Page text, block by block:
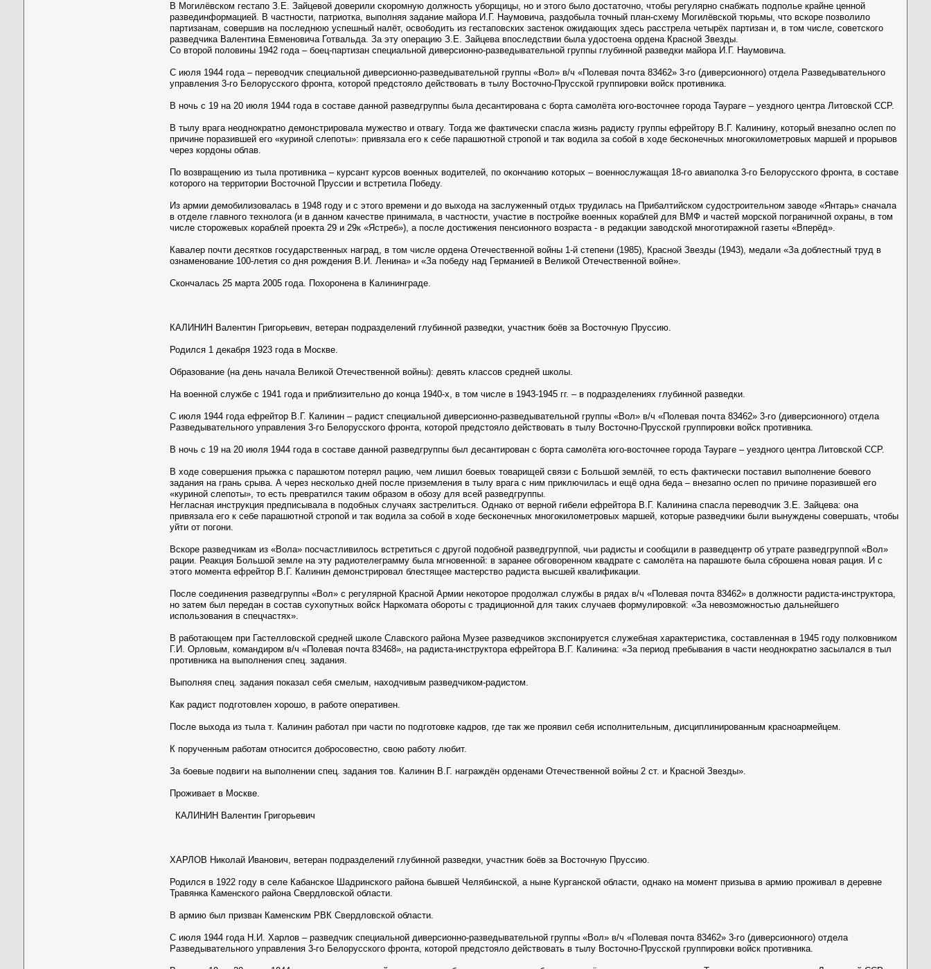
В Могилёвском гестапо З.Е. Зайцевой доверили скоромную должность уборщицы, но и этого было достаточно, чтобы регулярно снабжать подполье крайне ценной
развединформацией. В частности, патриотка, выполняя задание майора И.Г. Наумовича, раздобыла точный план-схему Могилёвской тюрьмы, что вскоре позволило
партизанам, совершив на последнюю успешный налёт, освободить из гестаповских застенок ожидающих здесь расстрела четырёх партизан и, в том числе, советского
разведчика Валентина Евменовича Готвальда. За эту операцию З.Е. Зайцева впоследствии была удостоена ордена Красной Звезды.
Со второй половины 1942 года – боец-партизан специальной диверсионно-разведывательной группы глубинной разведки майора И.Г. Наумовича.
С июля 1944 года – переводчик специальной диверсионно-разведывательной группы «Вол» в/ч «Полевая почта 83462» 3-го (диверсионного) отдела Разведывательного
управления 3-го Белорусского фронта, которой предстояло действовать в тылу Восточно-Прусской группировки войск противника.
В ночь с 19 на 20 июля 1944 года в составе данной разведгруппы была десантирована с борта самолёта юго-восточнее города Таураге – уездного центра Литовской ССР.
В тылу врага неоднократно демонстрировала мужество и отвагу. Тогда же фактически спасла жизнь радисту группы ефрейтору В.Г. Калинину, который внезапно ослеп по
причине поразившей его «куриной слепоты»: привязала его к себе парашютной стропой и так водила за собой в ходе бесконечных многокилометровых маршей и прорывов
через кордоны облав.
По возвращению из тыла противника – курсант курсов военных водителей, по окончанию которых – военнослужащая 18-го авиаполка 3-го Белорусского фронта, в составе
которого на территории Восточной Пруссии и встретила Победу.
Из армии демобилизовалась в 1948 году и с этого времени и до выхода на заслуженный отдых трудилась на Прибалтийском судостроительном заводе «Янтарь» сначала
в отделе главного технолога (и в данном качестве принимала, в частности, участие в постройке военных кораблей для ВМФ и частей морской пограничной охраны, в том
числе сторожевых кораблей проекта 29 и 29к «Ястреб»), а после достижения пенсионного возраста - в редакции заводской многотиражной газеты «Вперёд».
Кавалер почти десятков государственных наград, в том числе ордена Отечественной войны 1-й степени (1985), Красной Звезды (1943), медали «За доблестный труд в
ознаменование 100-летия со дня рождения В.И. Ленина» и «За победу над Германией в Великой Отечественной войне».
Скончалась 25 марта 2005 года. Похоронена в Калининграде.
КАЛИНИН Валентин Григорьевич, ветеран подразделений глубинной разведки, участник боёв за Восточную Пруссию.
Родился 1 декабря 1923 года в Москве.
Образование (на день начала Великой Отечественной войны): девять классов средней школы.
На военной службе с 1941 года и приблизительно до конца 1940-х, в том числе в 1943-1945 гг. – в подразделениях глубинной разведки.
С июля 1944 года ефрейтор В.Г. Калинин – радист специальной диверсионно-разведывательной группы «Вол» в/ч «Полевая почта 83462» 3-го (диверсионного) отдела
Разведывательного управления 3-го Белорусского фронта, которой предстояло действовать в тылу Восточно-Прусской группировки войск противника.
В ночь с 19 на 20 июля 1944 года в составе данной разведгруппы был десантирован с борта самолёта юго-восточнее города Таураге – уездного центра Литовской ССР.
В ходе совершения прыжка с парашютом потерял рацию, чем лишил боевых товарищей связи с Большой землёй, то есть фактически поставил выполнение боевого
задания на грань срыва. А через несколько дней после приземления в тылу врага с ним приключилась и ещё одна беда – внезапно ослеп по причине поразившей его
«куриной слепоты», то есть превратился таким образом в обозу для всей разведгруппы.
Негласная инструкция предписывала в подобных случаях застрелиться. Однако от верной гибели ефрейтора В.Г. Калинина спасла переводчик З.Е. Зайцева: она
привязала его к себе парашютной стропой и так водила за собой в ходе бесконечных многокилометровых маршей, которые разведчики были вынуждены совершать, чтобы
уйти от погони.
Вскоре разведчикам из «Вола» посчастливилось встретиться с другой подобной разведгруппой, чьи радисты и сообщили в разведцентр об утрате разведгруппой «Вол»
рации. Реакция Большой земле на эту радиотелеграмму была мгновенной: в заранее обговоренном квадрате с самолёта на парашюте была сброшена новая рация. И с
этого момента ефрейтор В.Г. Калинин демонстрировал блестящее мастерство радиста высшей квалификации.
После соединения разведгруппы «Вол» с регулярной Красной Армии некоторое продолжал службы в рядах в/ч «Полевая почта 83462» в должности радиста-инструктора,
но затем был передан в состав сухопутных войск Наркомата обороты с традиционной для таких случаев формулировкой: «За невозможностью дальнейшего
использования в спецчастях».
В работающем при Гастелловской средней школе Славского района Музее разведчиков экспонируется служебная характеристика, составленная в 1945 году полковником
Г.И. Орловым, командиром в/ч «Полевая почта 83468», на радиста-инструктора ефрейтора В.Г. Калинина: «За период пребывания в части неоднократно засылался в тыл
противника на выполнения спец. задания.
Выполняя спец. задания показал себя смелым, находчивым разведчиком-радистом.
Как радист подготовлен хорошо, в работе оперативен.
После выхода из тыла т. Калинин работал при части по подготовке кадров, где так же проявил себя исполнительным, дисциплинированным красноармейцем.
К порученным работам относится добросовестно, свою работу любит.
За боевые подвиги на выполнении спец. задания тов. Калинин В.Г. награждён орденами Отечественной войны 2 ст. и Красной Звезды».
Проживает в Москве.
КАЛИНИН Валентин Григорьевич
ХАРЛОВ Николай Иванович, ветеран подразделений глубинной разведки, участник боёв за Восточную Пруссию.
Родился в 1922 году в селе Кабанское Шадринского района бывшей Челябинской, а ныне Курганской области, однако на момент призыва в армию проживал в деревне
Травянка Каменского района Свердловской области.
В армию был призван Каменским РВК Свердловской области.
С июля 1944 года Н.И. Харлов – разведчик специальной диверсионно-разведывательной группы «Вол» в/ч «Полевая почта 83462» 3-го (диверсионного) отдела
Разведывательного управления 3-го Белорусского фронта, которой предстояло действовать в тылу Восточно-Прусской группировки войск противника.